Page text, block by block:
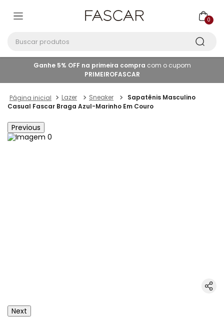
0
Ganhe 5% OFF na primeira compra com o cupom
PRIMEIROFASCAR
Lazer Sneaker
Sapatênis Masculino
Casual Fascar Braga Azul-Marinho Em Couro
Previous
Next